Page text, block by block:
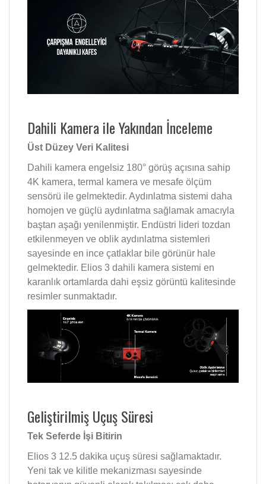
Dahili Kamera ile Yakından İnceleme
Üst Düzey Veri Kalitesi
Dahili kamera engelsiz 180° görüş açısına sahip
4K kamera, termal kamera ve mesafe ölçüm
sensörü ile gelmektedir. Aydınlatma sistemi daha
homojen ve güçlü aydınlatma sağlamak amacıyla
baştan aşağı yenilenmiştir. Endüstri lideri tozdan
etkilenmeyen ve oblik aydınlatma sistemleri
sayesinde en ince çatlaklar bile görünür hale
gelmektedir. Elios 3 dahili kamera sistemi en
karanlık ortamlarda dahi eşsiz görüntü kalitesinde
resimler sunmaktadır.
Geliştirilmiş Uçuş Süresi
Tek Seferde İşi Bitirin
Elios 3 12.5 dakika uçuş süresi sağlamaktadır.
Yeni tak ve kilitle mekanizması sayesinde